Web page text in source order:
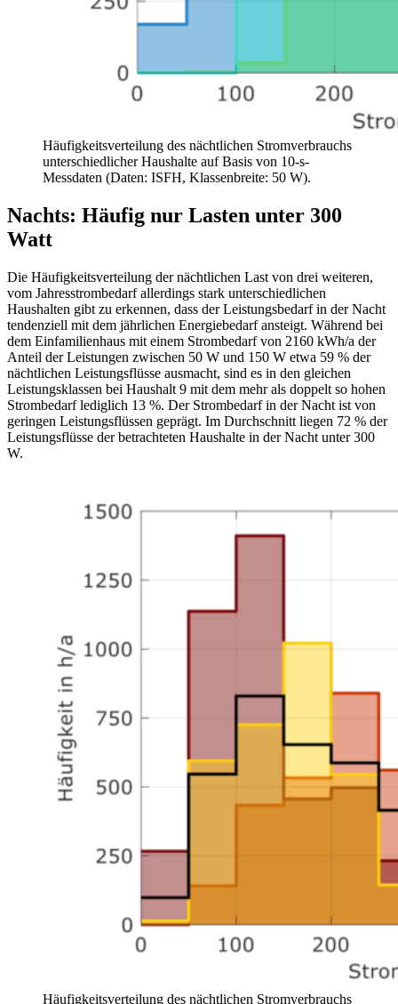
Häufigkeitsverteilung des nächtlichen Stromverbrauchs
unterschiedlicher Haushalte auf Basis von 10-s-
Messdaten (Daten: ISFH, Klassenbreite: 50 W).
Nachts: Häufig nur Lasten unter 300
Watt
Die Häufigkeitsverteilung der nächtlichen Last von drei weiteren,
vom Jahresstrombedarf allerdings stark unterschiedlichen
Haushalten gibt zu erkennen, dass der Leistungsbedarf in der Nacht
tendenziell mit dem jährlichen Energiebedarf ansteigt. Während bei
dem Einfamilienhaus mit einem Strombedarf von 2160 kWh/a der
Anteil der Leistungen zwischen 50 W und 150 W etwa 59 % der
nächtlichen Leistungsflüsse ausmacht, sind es in den gleichen
Leistungsklassen bei Haushalt 9 mit dem mehr als doppelt so hohen
Strombedarf lediglich 13 %. Der Strombedarf in der Nacht ist von
geringen Leistungsflüssen geprägt. Im Durchschnitt liegen 72 % der
Leistungsflüsse der betrachteten Haushalte in der Nacht unter 300
W.
Häufigkeitsverteilung des nächtlichen Stromverbrauchs